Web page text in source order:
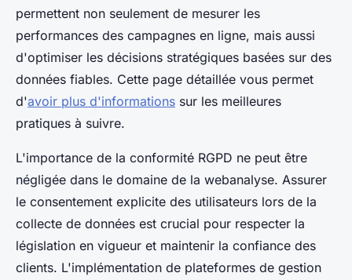
permettent non seulement de mesurer les
performances des campagnes en ligne, mais aussi
d'optimiser les décisions stratégiques basées sur des
données fiables. Cette page détaillée vous permet
d'avoir plus d'informations sur les meilleures
pratiques à suivre.
L'importance de la conformité RGPD ne peut être
négligée dans le domaine de la webanalyse. Assurer
le consentement explicite des utilisateurs lors de la
collecte de données est crucial pour respecter la
législation en vigueur et maintenir la confiance des
clients. L'implémentation de plateformes de gestion